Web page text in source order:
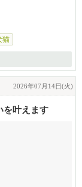
猫
2026年07月14日(火)
を叶えます